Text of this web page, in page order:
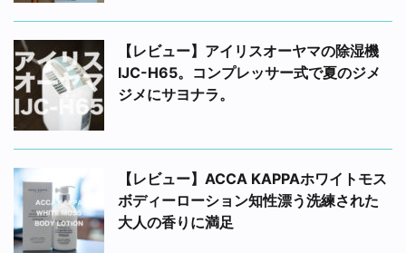
【レビュー】アイリスオーヤマの除湿機
IJC-H65。コンプレッサー式で夏のジメ
ジメにサヨナラ。
【レビュー】ACCA KAPPAホワイトモス
ボディーローション知性漂う洗練された
大人の香りに満足